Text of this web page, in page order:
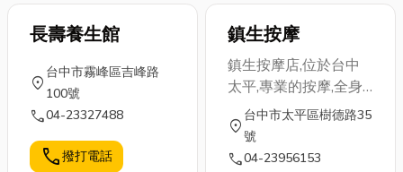
慘的是下雨天
坐墊還會「吃
去褲子直接濕
一片。機車坐
墊天天在載我
們，但往往都
是它開始搞事
來分享目前網
路討論度高的
7種中秋節送
禮，還有提供
注意的眉眉角
煩。到底該花
錢修理還是狠
下心換一台新
的？換新當然
是一筆不小的
支出，但不處
更讓人頭痛。
長壽養生館
location_on
台中市霧峰區吉峰路
100號
call04-23327488
call撥打電話
鎮生按摩
鎮生按摩店,位於台中
太平,專業的按摩,全身
按摩,腳底按摩和刮痧,
讓身體充滿活力服務第
一技術本位是上班族的
location_on
台中市太平區樹德路35
號
call04-23956153